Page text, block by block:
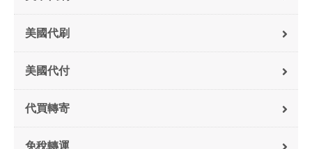
美國代刷
美國代付
代買轉寄
免稅轉運